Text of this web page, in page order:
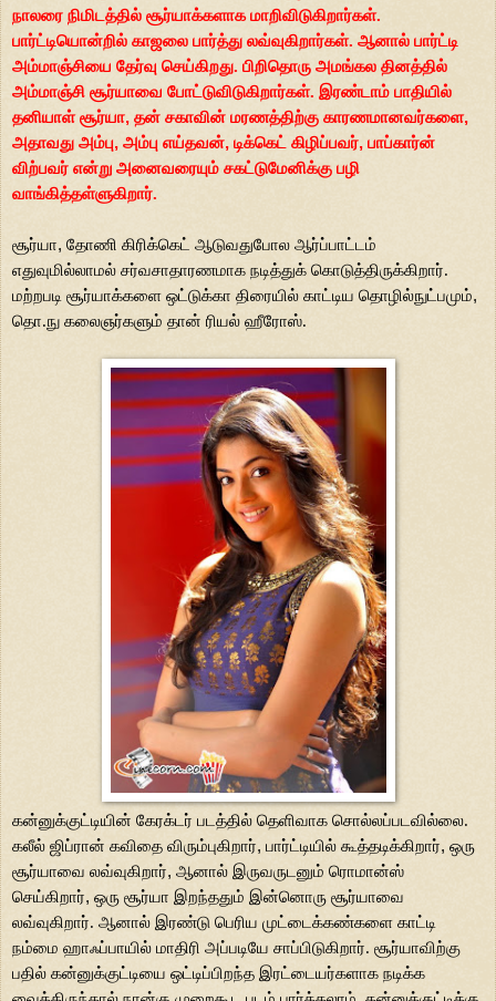
நாலரை நிமிடத்தில் சூர்யாக்களாக மாறிவிடுகிறார்கள்.
பார்ட்டியொன்றில் காஜலை பார்த்து லவ்வுகிறார்கள். ஆனால் பார்ட்டி
அம்மாஞ்சியை தேர்வு செய்கிறது. பிறிதொரு அமங்கல தினத்தில்
அம்மாஞ்சி சூர்யாவை போட்டுவிடுகிறார்கள். இரண்டாம் பாதியில்
தனியாள் சூர்யா, தன் சகாவின் மரணத்திற்கு காரணமானவர்களை,
அதாவது அம்பு, அம்பு எய்தவன், டிக்கெட் கிழிப்பவர், பாப்கார்ன்
விற்பவர் என்று அனைவரையும் சகட்டுமேனிக்கு பழி
வாங்கித்தள்ளுகிறார்.
சூர்யா, தோணி கிரிக்கெட் ஆடுவதுபோல ஆர்ப்பாட்டம்
எதுவுமில்லாமல் சர்வசாதாரணமாக நடித்துக் கொடுத்திருக்கிறார்.
மற்றபடி சூர்யாக்களை ஒட்டுக்கா திரையில் காட்டிய தொழில்நுட்பமும்,
தொ.நு கலைஞர்களும் தான் ரியல் ஹீரோஸ்.
கன்னுக்குட்டியின் கேரக்டர் படத்தில் தெளிவாக சொல்லப்படவில்லை.
கலீல் ஜிப்ரான் கவிதை விரும்புகிறார், பார்ட்டியில் கூத்தடிக்கிறார், ஒரு
சூர்யாவை லவ்வுகிறார், ஆனால் இருவருடனும் ரொமான்ஸ்
செய்கிறார், ஒரு சூர்யா இறந்ததும் இன்னொரு சூர்யாவை
லவ்வுகிறார். ஆனால் இரண்டு பெரிய முட்டைக்கண்களை காட்டி
நம்மை ஹாஃப்பாயில் மாதிரி அப்படியே சாப்பிடுகிறார். சூர்யாவிற்கு
பதில் கன்னுக்குட்டியை ஒட்டிப்பிறந்த இரட்டையர்களாக நடிக்க